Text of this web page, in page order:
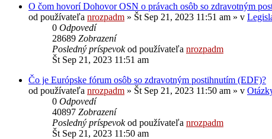
O čom hovorí Dohovor OSN o právach osôb so zdravotným
od používateľa nrozpadm » Št Sep 21, 2023 11:51 am » v
0 Odpovedí
28689 Zobrazení
Posledný príspevokod používateľa nrozpadm
Št Sep 21, 2023 11:51 am
Čo je Európske fórum osôb so zdravotným postihnutím (EDF)?
od používateľa nrozpadm » Št Sep 21, 2023 11:50 am » v
0 Odpovedí
40897 Zobrazení
Posledný príspevokod používateľa nrozpadm
Št Sep 21, 2023 11:50 am